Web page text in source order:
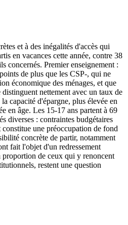
et à des inégalités d'accès qui
en vacances cette année, contre 38
concernés. Premier enseignement :
de plus que les CSP-, qui ne
économique des ménages, et que
nettement avec un taux de
capacité d'épargne, plus élevée en
en âge. Les 15-17 ans partent à 69
diverses : contraintes budgétaires
une préoccupation de fond
concrète de partir, notamment
fait l'objet d'un redressement
proportion de ceux qui y renoncent
restent une question